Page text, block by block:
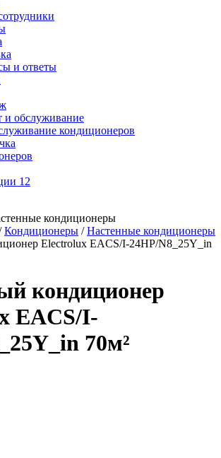
и ответы
и обслуживание
кондиционеров
12
кондиционеры
Кондиционеры /Настенные кондиционеры
Electrolux EACS/I-24HP/N8_25Y_in
кондиционер
EACS/I-
70м²